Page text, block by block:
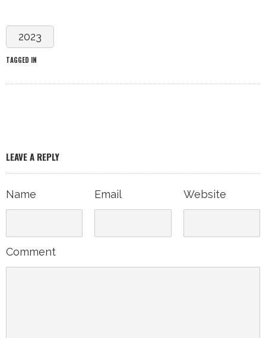
2023
TAGGED IN
LEAVE A REPLY
Name Email Website
Comment